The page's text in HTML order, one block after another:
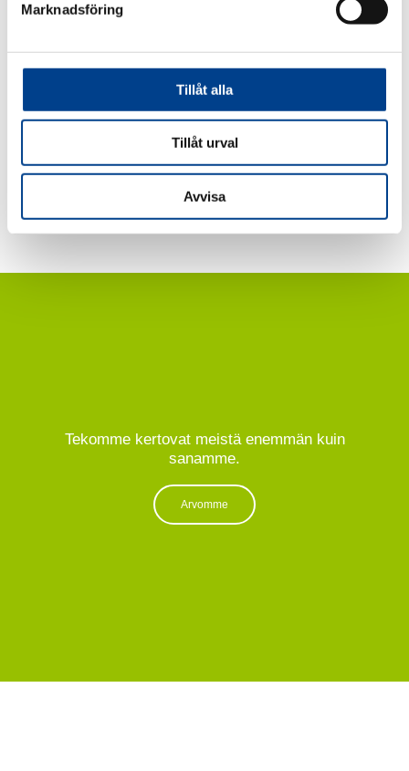
Marknadsföring
Tillåt alla
Tillåt urval
Avvisa
Meillä on yhdessä pitkäaikainen kokemus
lääkkeistä, erityisesti naisten terveyteen liittyen.
Tekomme kertovat meistä enemmän kuin
sanamme.
Arvomme